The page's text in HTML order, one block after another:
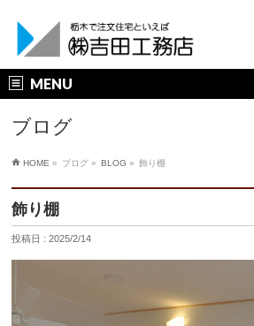
MENU
ブログ
HOME » ブログ » BLOG » 飾り棚
飾り棚
投稿日 : 2025/2/14